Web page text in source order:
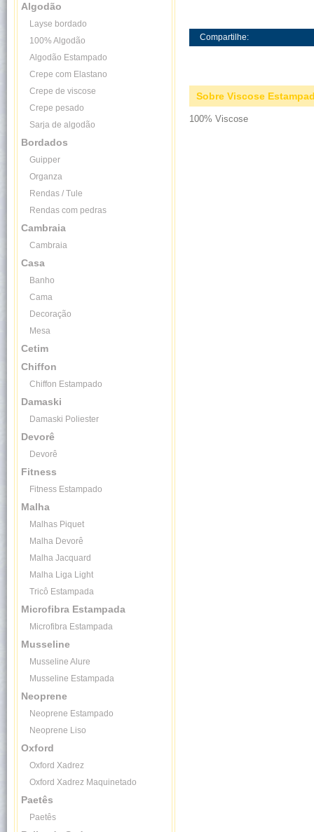
Algodão
Layse bordado
100% Algodão
Algodão Estampado
Crepe com Elastano
Crepe de viscose
Crepe pesado
Sarja de algodão
Bordados
Guipper
Organza
Rendas / Tule
Rendas com pedras
Cambraia
Cambraia
Casa
Banho
Cama
Decoração
Mesa
Cetim
Chiffon
Chiffon Estampado
Damaski
Damaski Poliester
Devorê
Devorê
Fitness
Fitness Estampado
Malha
Malhas Piquet
Malha Devorê
Malha Jacquard
Malha Liga Light
Tricô Estampada
Microfibra Estampada
Microfibra Estampada
Musseline
Musseline Alure
Musseline Estampada
Neoprene
Neoprene Estampado
Neoprene Liso
Oxford
Oxford Xadrez
Oxford Xadrez Maquinetado
Paetês
Paetês
Compartilhe:
Sobre Viscose
100% Viscose